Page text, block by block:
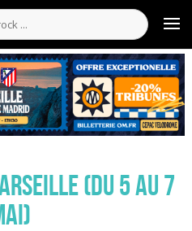
(du 5 au 7